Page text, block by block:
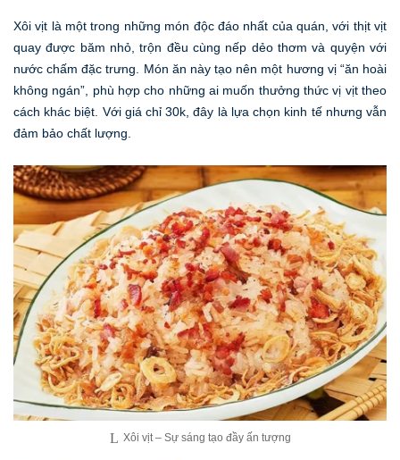
Xôi vịt là một trong những món độc đáo nhất của quán, với thịt vịt
quay được băm nhỏ, trộn đều cùng nếp dẻo thơm và quyện với
nước chấm đặc trưng. Món ăn này tạo nên một hương vị “ăn hoài
không ngán”, phù hợp cho những ai muốn thưởng thức vị vịt theo
cách khác biệt. Với giá chỉ 30k, đây là lựa chọn kinh tế nhưng vẫn
đảm bảo chất lượng.
Xôi vịt – Sự sáng tạo đầy ấn tượng